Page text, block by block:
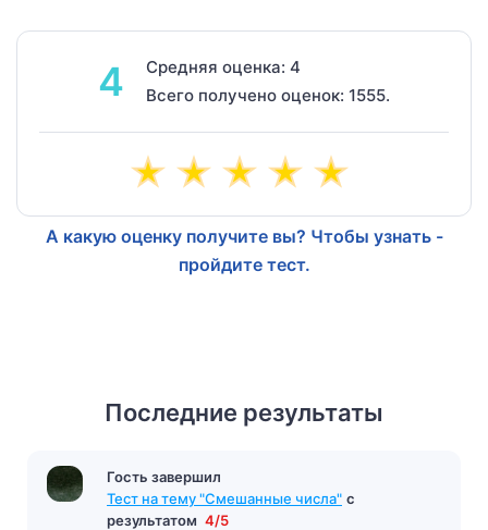
4
Средняя оценка: 4
Всего получено оценок: 1555.
А какую оценку получите вы? Чтобы узнать -
пройдите тест.
Последние результаты
Гость завершил
Тест на тему "Смешанные числа" с
результатом 4/5